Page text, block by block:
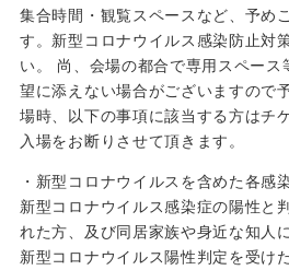
集合時間・観覧スペースなど、予め
す。新型コロナウイルス感染防止対
い。 尚、会場の都合で専用スペース
望に添えない場合がございますので
場時、以下の事項に該当する方はチ
入場をお断りさせて頂きます。
・新型コロナウイルスを含めた各感
新型コロナウイルス感染症の陽性と
れた方、及び同居家族や身近な知人
新型コロナウイルス陽性判定を受け